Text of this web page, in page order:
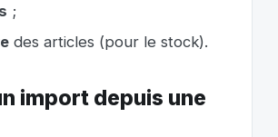
;
des articles (pour le stock).
import depuis une